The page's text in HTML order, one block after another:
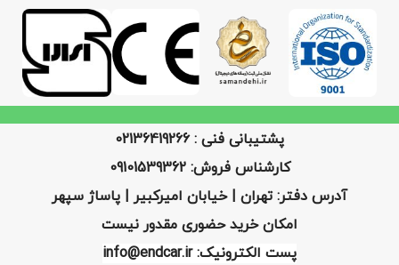
پشتیبانی فنی : 02136419266
کارشناس فروش: 09101539362
آدرس دفتر: تهران | خیابان امیرکبیر | پاساژ سپهر
امکان خرید حضوری مقدور نیست
پست الکترونیک: info@endcar.ir